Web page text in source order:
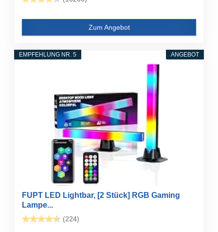
Zum Angebot
ANGEBOT
EMPFEHLUNG NR. 5
FUPT LED Lightbar, [2 Stück] RGB Gaming
Lampe...
(224)